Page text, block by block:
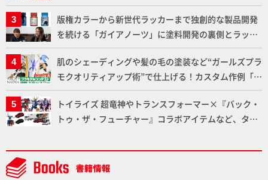
りに!!【試し読み】
版権カラーから新世代ラッカーまで独創的な製品開発
を続ける「ガイアノーツ」に塗料開発の裏側とラッカ
ー塗料の未来についてインタビュー！
肌のシェーディングや髪の毛の塗装など“ガールズプラ
モクオリティアップ術”で仕上げる！カスタム作例「白
騎士ソフィエラ」が完成！【「アルカナディアプラモ
デルコンテスト」～8月17日（月）11:59まで応募受付
中】
トイライズ 超竜神やトランスフォーマー×『バック・
トゥ・ザ・フューチャー』コラボアイテムなど、タカ
NEWITEM】